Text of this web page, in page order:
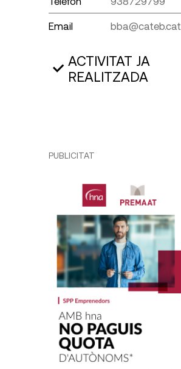
Email bba@cateb.cat
ACTIVITAT JA
REALITZADA
PUBLICITAT